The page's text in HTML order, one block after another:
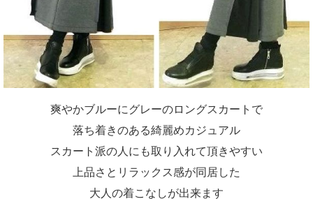
爽やかブルーにグレーのロングスカートで
落ち着きのある綺麗めカジュアル
スカート派の人にも取り入れて頂きやすい
上品さとリラックス感が同居した
大人の着こなしが出来ます